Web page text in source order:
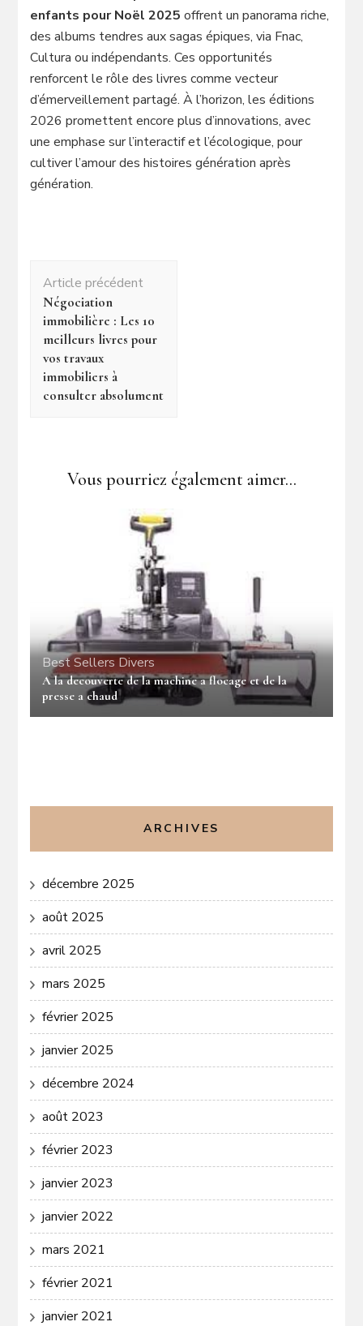
enfants pour Noël 2025 offrent un panorama riche,
des albums tendres aux sagas épiques, via Fnac,
Cultura ou indépendants. Ces opportunités
renforcent le rôle des livres comme vecteur
d’émerveillement partagé. À l’horizon, les éditions
2026 promettent encore plus d’innovations, avec
une emphase sur l’interactif et l’écologique, pour
cultiver l’amour des histoires génération après
génération.
d'article
Article précédent
Négociation
immobilière : Les 10
meilleurs livres pour
vos travaux
immobiliers à
consulter absolument
Vous pourriez également aimer...
Best SellersDivers
A la decouverte de la machine a flocage et de la
presse a chaud
ARCHIVES
décembre 2025
août 2025
avril 2025
mars 2025
février 2025
janvier 2025
décembre 2024
août 2023
février 2023
janvier 2023
janvier 2022
mars 2021
février 2021
janvier 2021